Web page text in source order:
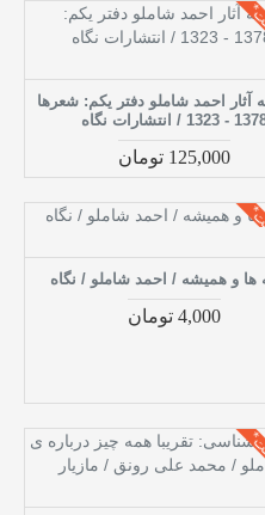
آثار احمد شاملو دفتر یکم: شعرها
- 1323 / انتشارات نگاه
125,000 تومان
ها و همیشه / احمد شاملو / نگاه
4,000 تومان